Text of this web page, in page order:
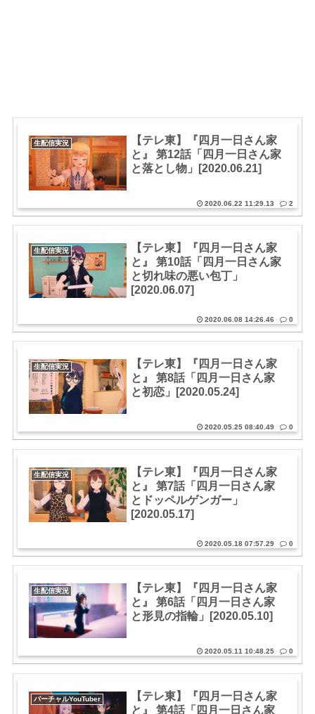
生配信実況
【テレ東】『四月一日さん家
と』 第12話「四月一日さん家
と落とし物」[2020.06.21]
2020.06.22 11:29.13 2
生配信実況
【テレ東】『四月一日さん家
と』 第10話「四月一日さん家
と切れ味の悪い包丁」
[2020.06.07]
2020.06.08 14:26.46 0
生配信実況
【テレ東】『四月一日さん家
と』 第8話「四月一日さん家
と初恋」[2020.05.24]
2020.05.25 08:40.49 0
生配信実況
【テレ東】『四月一日さん家
と』 第7話「四月一日さん家
とドッペルゲンガー」
[2020.05.17]
2020.05.18 07:57.29 0
生配信実況
【テレ東】『四月一日さん家
と』 第6話「四月一日さん家
と形見の指輪」[2020.05.10]
2020.05.11 10:48.25 0
バーチャルYouTuber
【テレ東】『四月一日さん家
と』 第4話「四月一日さん家